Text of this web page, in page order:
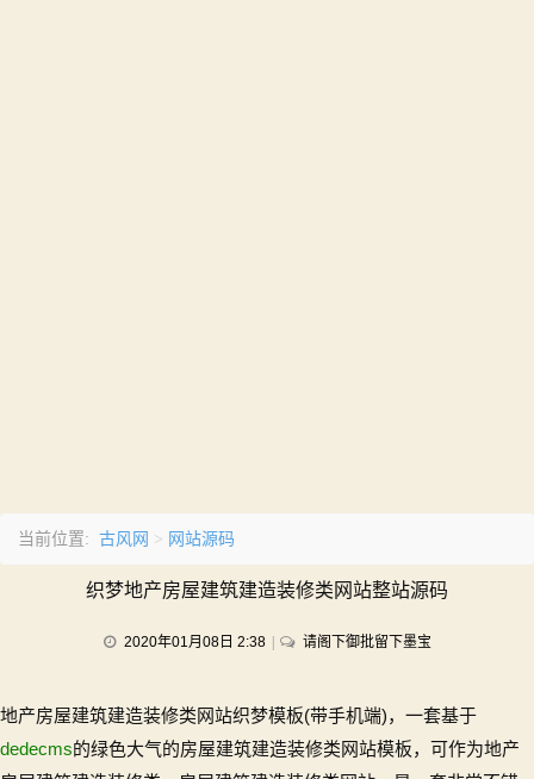
当前位置: 古风网 > 网站源码
织梦地产房屋建筑建造装修类网站整站源码
2020年01月08日 2:38 请阁下御批留下墨宝on
地
产
房
地产房屋建筑建造装修类网站织梦模板(带手机端)，一套基于
dedecms的绿色大气的房屋建筑建造装修类网站模板，可作为地产